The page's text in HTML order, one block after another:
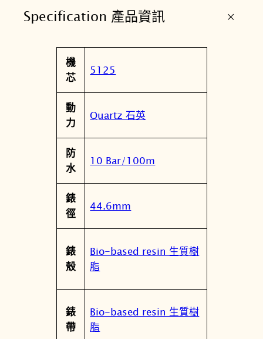
潛
設
針
量
Specification 產品資訊 +
屬
性
值
機
芯
5125
動
力
Quartz 石英
防
水
10 Bar/100m
錶
徑
44.6mm
錶
殼
Bio-based resin 生質樹
脂
錶
帶
Bio-based resin 生質樹
脂